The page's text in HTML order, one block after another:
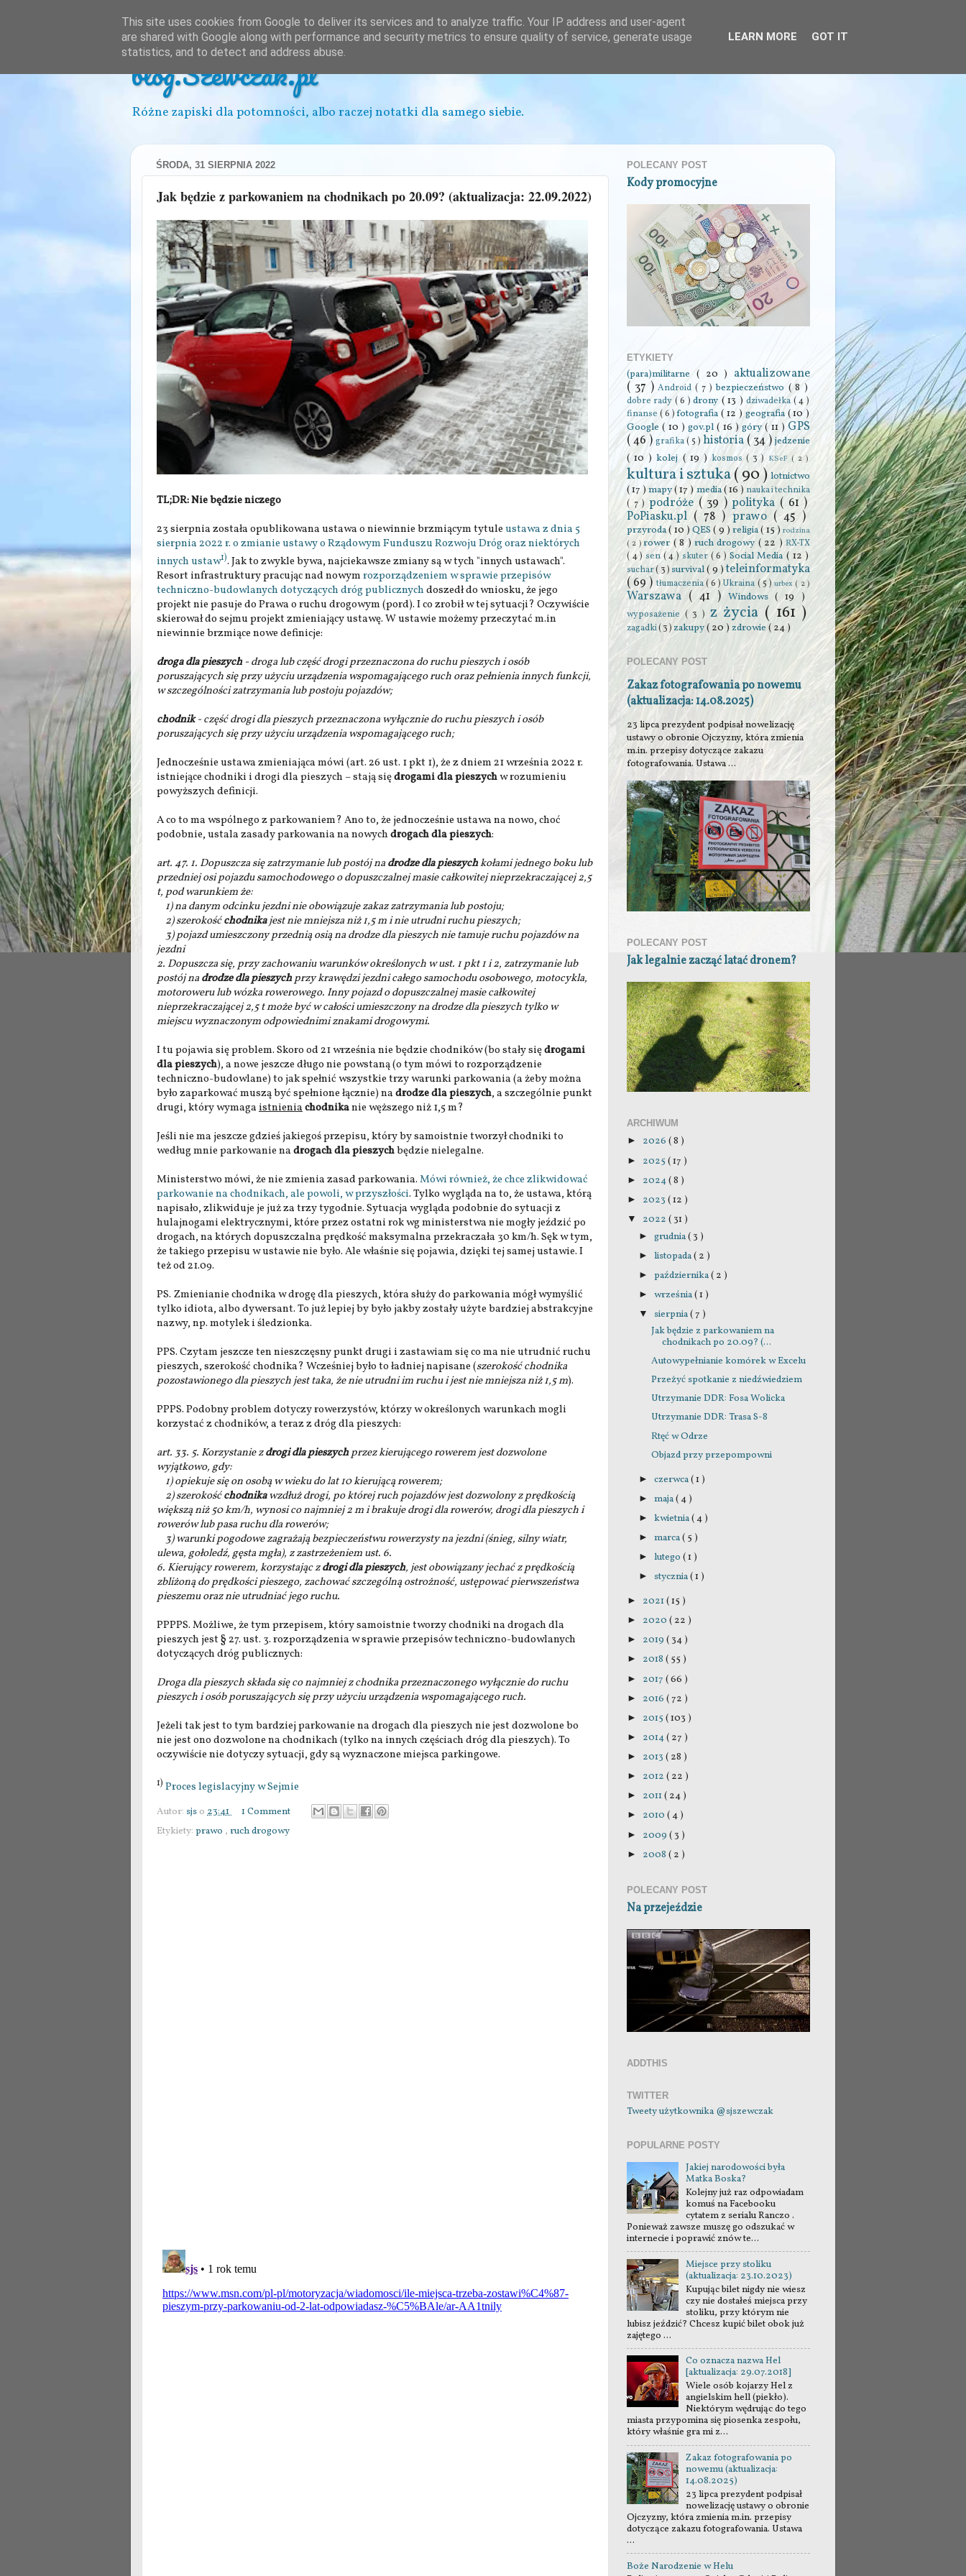
blog.Szewczak.pl
Różne zapiski dla potomności, albo raczej notatki dla samego siebie.
ŚRODA, 31 SIERPNIA 2022
Jak będzie z parkowaniem na chodnikach po 20.09? (aktualizacja: 22.09.2022)
TL;DR: Nie będzie niczego
23 sierpnia została opublikowana ustawa o niewinnie brzmiącym tytuleustawa z dnia 5
sierpnia 2022 r. o zmianie ustawy o Rządowym Funduszu Rozwoju Dróg oraz niektórych
innych ustaw1). Jak to zwykle bywa, najciekawsze zmiany są w tych "innych ustawach".
Resort infrastruktury pracując nad nowymrozporządzeniem w sprawie przepisów
techniczno-budowlanych dotyczących dróg publicznychdoszedł do wniosku, że jego
projekt nie pasuje do Prawa o ruchu drogowym (pord). I co zrobił w tej sytuacji? Oczywiście
skierował do sejmu projekt zmieniający ustawę. W ustawie możemy przeczytać m.in
niewinnie brzmiące nowe definicje:
droga dla pieszych- droga lub część drogi przeznaczona do ruchu pieszych i osób
poruszających się przy użyciu urządzenia wspomagającego ruch oraz pełnienia innych funkcji,
w szczególności zatrzymania lub postoju pojazdów;
chodnik- część drogi dla pieszych przeznaczona wyłącznie do ruchu pieszych i osób
poruszających się przy użyciu urządzenia wspomagającego ruch;
Jednocześnie ustawa zmieniająca mówi (art. 26 ust. 1 pkt 1), że z dniem 21 września 2022 r.
istniejące chodniki i drogi dla pieszych – stają siędrogami dla pieszychw rozumieniu
powyższych definicji.
A co to ma wspólnego z parkowaniem? Ano to, że jednocześnie ustawa na nowo, choć
podobnie, ustala zasady parkowania na nowychdrogach dla pieszych:
art. 47. 1. Dopuszcza się zatrzymanie lub postój nadrodze dla pieszychkołami jednego boku lub
przedniej osi pojazdu samochodowego o dopuszczalnej masie całkowitej nieprzekraczającej 2,5
t, pod warunkiem że:
1) na danym odcinku jezdni nie obowiązuje zakaz zatrzymania lub postoju;
2) szerokośćchodnikajest nie mniejsza niż 1,5 m i nie utrudni ruchu pieszych;
3) pojazd umieszczony przednią osią na drodze dla pieszych nie tamuje ruchu pojazdów na
jezdni
2. Dopuszcza się, przy zachowaniu warunków określonych w ust. 1 pkt 1 i 2, zatrzymanie lub
postój nadrodze dla pieszychprzy krawędzi jezdni całego samochodu osobowego, motocykla,
motoroweru lub wózka rowerowego. Inny pojazd o dopuszczalnej masie całkowitej
nieprzekraczającej 2,5 t może być w całości umieszczony na drodze dla pieszych tylko w
miejscu wyznaczonym odpowiednimi znakami drogowymi.
I tu pojawia się problem. Skoro od 21 września nie będzie chodników (bo stały siędrogami
dla pieszych), a nowe jeszcze długo nie powstaną (o tym mówi to rozporządzenie
techniczno-budowlane) to jak spełnić wszystkie trzy warunki parkowania (a żeby można
było zaparkować muszą być spełnione łącznie) nadrodze dla pieszych, a szczególnie punkt
drugi, który wymagaistnieniachodnikanie węższego niż 1,5 m?
Jeśli nie ma jeszcze gdzieś jakiegoś przepisu, który by samoistnie tworzył chodniki to
według mnie parkowanie nadrogach dla pieszychbędzie nielegalne.
Ministerstwo mówi, że nie zmienia zasad parkowania.Mówi również, że chce zlikwidować
parkowanie na chodnikach, ale powoli, w przyszłości. Tylko wygląda na to, że ustawa, którą
napisało, zlikwiduje je już za trzy tygodnie. Sytuacja wygląda podobnie do sytuacji z
hulajnogami elektrycznymi, które przez ostatni rok wg ministerstwa nie mogły jeździć po
drogach, na których dopuszczalna prędkość maksymalna przekraczała 30 km/h. Sęk w tym,
że takiego przepisu w ustawie nie było. Ale właśnie się pojawia, dzięki tej samej ustawie. I
też od 21.09.
PS. Zmienianie chodnika w drogę dla pieszych, która służy do parkowania mógł wymyślić
tylko idiota, albo dywersant. To już lepiej by było jakby zostały użyte bardziej abstrakcyjne
nazwy, np. motylek i śledzionka.
PPS. Czytam jeszcze ten nieszczęsny punkt drugi i zastawiam się co ma nie utrudnić ruchu
pieszych, szerokość chodnika? Wcześniej było to ładniej napisane (szerokość chodnika
pozostawionego dla pieszych jest taka, że nie utrudni im ruchu i jest nie mniejsza niż 1,5 m).
PPPS. Podobny problem dotyczy rowerzystów, którzy w określonych warunkach mogli
korzystać z chodników, a teraz z dróg dla pieszych:
art. 33. 5. Korzystanie zdrogi dla pieszychprzez kierującego rowerem jest dozwolone
wyjątkowo, gdy:
1) opiekuje się on osobą w wieku do lat 10 kierującą rowerem;
2) szerokośćchodnikawzdłuż drogi, po której ruch pojazdów jest dozwolony z prędkością
większą niż 50 km/h, wynosi co najmniej 2 m i brakuje drogi dla rowerów, drogi dla pieszych i
rowerów lub pasa ruchu dla rowerów;
3) warunki pogodowe zagrażają bezpieczeństwu rowerzysty na jezdni (śnieg, silny wiatr,
ulewa, gołoledź, gęsta mgła), z zastrzeżeniem ust. 6.
6. Kierujący rowerem, korzystając zdrogi dla pieszych, jest obowiązany jechać z prędkością
zbliżoną do prędkości pieszego, zachować szczególną ostrożność, ustępować pierwszeństwa
pieszemu oraz nie utrudniać jego ruchu.
PPPPS. Możliwe, że tym przepisem, który samoistnie tworzy chodniki na drogach dla
pieszych jest § 27. ust. 3. rozporządzenia w sprawie przepisów techniczno-budowlanych
dotyczących dróg publicznych:
Droga dla pieszych składa się co najmniej z chodnika przeznaczonego wyłącznie do ruchu
pieszych i osób poruszających się przy użyciu urządzenia wspomagającego ruch.
Jeżeli tak jest to tym bardziej parkowanie na drogach dla pieszych nie jest dozwolone bo
nie jest ono dozwolone na chodnikach (tylko na innych częściach dróg dla pieszych). To
oczywiście nie dotyczy sytuacji, gdy są wyznaczone miejsca parkingowe.
1) Proces legislacyjny w Sejmie
Autor: sjs o 23:41
1 Comment
Etykiety: prawo , ruch drogowy
POLECANY POST
Kody promocyjne
ETYKIETY
(para)militarne ( 20 ) aktualizowane
( 37 )Android( 7 )bezpieczeństwo ( 8 )
dobre rady ( 6 )drony ( 13 )dziwadełka ( 4 )
finanse ( 6 )fotografia( 12 ) geografia ( 10 )
Google( 10 ) gov.pl( 16 ) góry( 11 ) GPS
( 46 ) grafika( 5 ) historia ( 34 ) jedzenie
( 10 )kolej ( 19 ) kosmos( 3 ) KSeF ( 2 )
kultura i sztuka( 90 ) lotnictwo
( 17 )mapy( 17 ) media( 16 ) nauka i technika
( 7 ) podróże ( 39 )polityka ( 61 )
PoPiasku.pl ( 78 ) prawo ( 45 )
przyroda( 10 ) QES( 9 ) religia( 15 ) rodzina
( 2 )rower ( 8 ) ruch drogowy ( 22 )RX-TX
( 4 ) sen ( 4 ) skuter ( 6 ) Social Media ( 12 )
suchar( 3 ) survival( 9 )teleinformatyka
( 69 ) tłumaczenia( 6 )Ukraina ( 5 )urbex( 2 )
Warszawa ( 41 ) Windows( 19 )
wyposażenie ( 3 ) z życia ( 161 )
zagadki( 3 )zakupy( 20 ) zdrowie ( 24 )
POLECANY POST
Zakaz fotografowania po nowemu
(aktualizacja: 14.08.2025)
23 lipca prezydent podpisał nowelizację
ustawy o obronie Ojczyzny, która zmienia
m.in. przepisy dotyczące zakazu
fotografowania. Ustawa ...
POLECANY POST
Jak legalnie zacząć latać dronem?
ARCHIWUM
► 2026 ( 8 )
► 2025 ( 17 )
► 2024( 8 )
► 2023 ( 12 )
▼ 2022 ( 31 )
►grudnia( 3 )
►listopada( 2 )
►października( 2 )
►września( 1 )
▼ sierpnia( 7 )
Jak będzie z parkowaniem na
chodnikach po 20.09? (...
Autowypełnianie komórek w Excelu
Przeżyć spotkanie z niedźwiedziem
Utrzymanie DDR: Fosa Wolicka
Utrzymanie DDR: Trasa S-8
Rtęć w Odrze
Objazd przy przepompowni
►czerwca( 1 )
►maja( 4 )
►kwietnia( 4 )
►marca( 5 )
►lutego( 1 )
► stycznia( 1 )
► 2021 ( 15 )
► 2020 ( 22 )
► 2019 ( 34 )
► 2018 ( 55 )
► 2017 ( 66 )
► 2016 ( 72 )
► 2015 ( 103 )
► 2014( 27 )
► 2013 ( 28 )
► 2012 ( 22 )
► 2011 ( 24 )
► 2010 ( 4 )
► 2009 ( 3 )
► 2008 ( 2 )
POLECANY POST
Na przejeździe
ADDTHIS
TWITTER
Tweety użytkownika @sjszewczak
POPULARNE POSTY
Jakiej narodowości była
Matka Boska?
Kolejny już raz odpowiadam
komuś na Facebooku
cytatem z serialu Ranczo .
Ponieważ zawsze muszę go odszukać w
internecie i poprawić znów te...
Miejsce przy stoliku
(aktualizacja: 23.10.2023)
Kupując bilet nigdy nie wiesz
czy nie dostałeś miejsca przy
stoliku, przy którym nie
lubisz jeździć? Chcesz kupić bilet obok już
zajętego ...
Co oznacza nazwa Hel
[aktualizacja: 29.07.2018]
Wiele osób kojarzy Hel z
angielskim hell (piekło).
Niektórym wędrując do tego
miasta przypomina się piosenka zespołu,
który właśnie gra mi z...
Zakaz fotografowania po
nowemu (aktualizacja:
14.08.2025)
23 lipca prezydent podpisał
nowelizację ustawy o obronie
Ojczyzny, która zmienia m.in. przepisy
dotyczące zakazu fotografowania. Ustawa
...
Boże Narodzenie w Helu
This site uses cookies from Google to deliver its services and to analyze traffic. Your IP address and user-agent
are shared with Google along with performance and security metrics to ensure quality of service, generate usage
statistics, and to detect and address abuse.
LEARN MORE GOT IT